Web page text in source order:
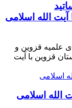
الله اسلامی
علمیه قزوین و
قزوین با آیت
اسلامی